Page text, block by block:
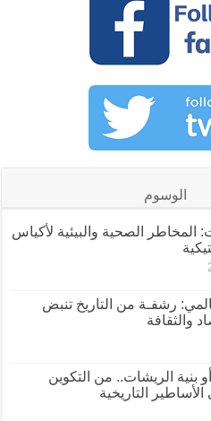
الوسوم
المخاطر الصحية والبيئية لأكياس
رشفـة من التاريخ تنبض
والثقافة
بنية الريشات.. من التكوين
التاريخية